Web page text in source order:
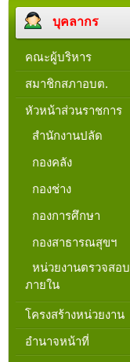
บุคลากร
คณะผู้บริหาร
สมาชิกสภาอบต.
หัวหน้าส่วนราชการ
สำนักงานปลัด
กองคลัง
กองช่าง
กองการศึกษา
กองสาธารณสุขฯ
หน่วยงานตรวจสอบ
ภายใน
โครงสร้างหน่วยงาน​
อำนาจหน้าที่